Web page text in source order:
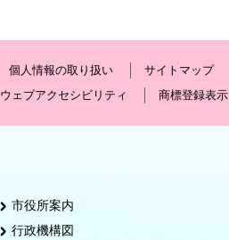
個人情報の取り扱い サイトマップ
ウェブアクセシビリティ 商標登録表示
市役所案内
行政機構図